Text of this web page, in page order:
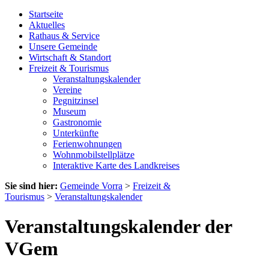
Startseite
Aktuelles
Rathaus & Service
Unsere Gemeinde
Wirtschaft & Standort
Freizeit & Tourismus
Veranstaltungskalender
Vereine
Pegnitzinsel
Museum
Gastronomie
Unterkünfte
Ferienwohnungen
Wohnmobilstellplätze
Interaktive Karte des Landkreises
Sie sind hier: Gemeinde Vorra > Freizeit &
Tourismus > Veranstaltungskalender
Veranstaltungskalender der
VGem